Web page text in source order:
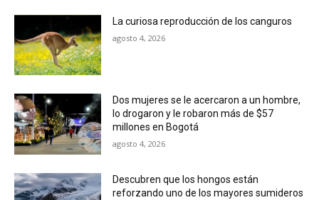
La curiosa reproducción de los canguros
agosto 4, 2026
Dos mujeres se le acercaron a un hombre,
lo drogaron y le robaron más de $57
millones en Bogotá
agosto 4, 2026
Descubren que los hongos están
reforzando uno de los mayores sumideros